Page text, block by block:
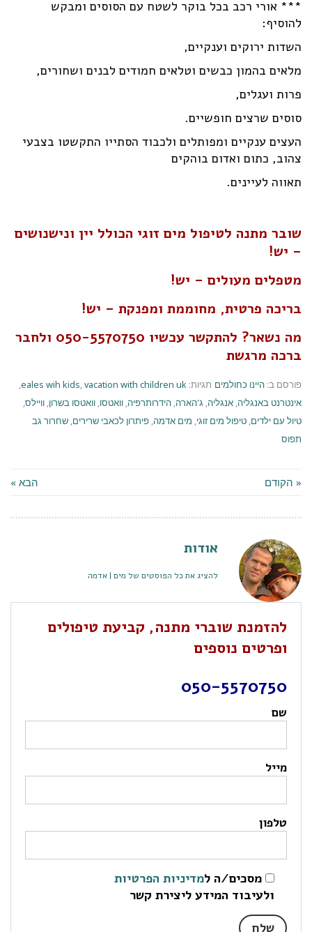
*** אורי רכב בכל בוקר לשטח עם הסוסים ומבקש
להוסיף:
השדות ירוקים וענקיים,
מלאים בהמון כבשים וטלאים חמודים לבנים ושחורים,
פרות ועגלים,
סוסים שרצים חופשיים.
העצים ענקיים ומפותלים ולכבוד הסתייו התקשטו בצבעי
צהוב, כתום ואדום בוהקים
תאווה לעיינים.
שובר מתנה לטיפול מים זוגי הכולל יין ונישנושים
– יש!
מטפלים מעולים – יש!
בריכה פרטית, מחוממת ומפנקת – יש!
מה נשאר? להתקשר עכשיו 050-5570750 ולחבר
ברכה מרגשת
פורסם ב: היינו כחולמים תגיות: eales wih kids,vacation with children uk
,
אינטרנט באנגליה, אנגליה, ג'הארה, הידרותרפיה, וואטסו, וואטסו בשרון, וויילס,
טיול עם ילדים, טיפול מים זוגי, מים אדמה, פיתרון לכאבי שרירים, שחרור גב
תפוס
« הקודם הבא »
אודות
להציג את כל הפוסטים של מים | אדמה
להזמנת שוברי מתנה, קביעת טיפולים
ופרטים נוספים
050-5570750
שם
מייל
טלפון
מסכים/ה למדיניות הפרטיות
ולעיבוד המידע ליצירת קשר